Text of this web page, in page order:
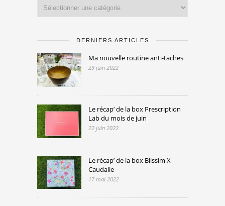
DERNIERS ARTICLES
Ma nouvelle routine anti-taches
29 juin 2022
Le récap’ de la box Prescription
Lab du mois de juin
22 juin 2022
Le récap’ de la box Blissim X
Caudalie
17 mai 2022